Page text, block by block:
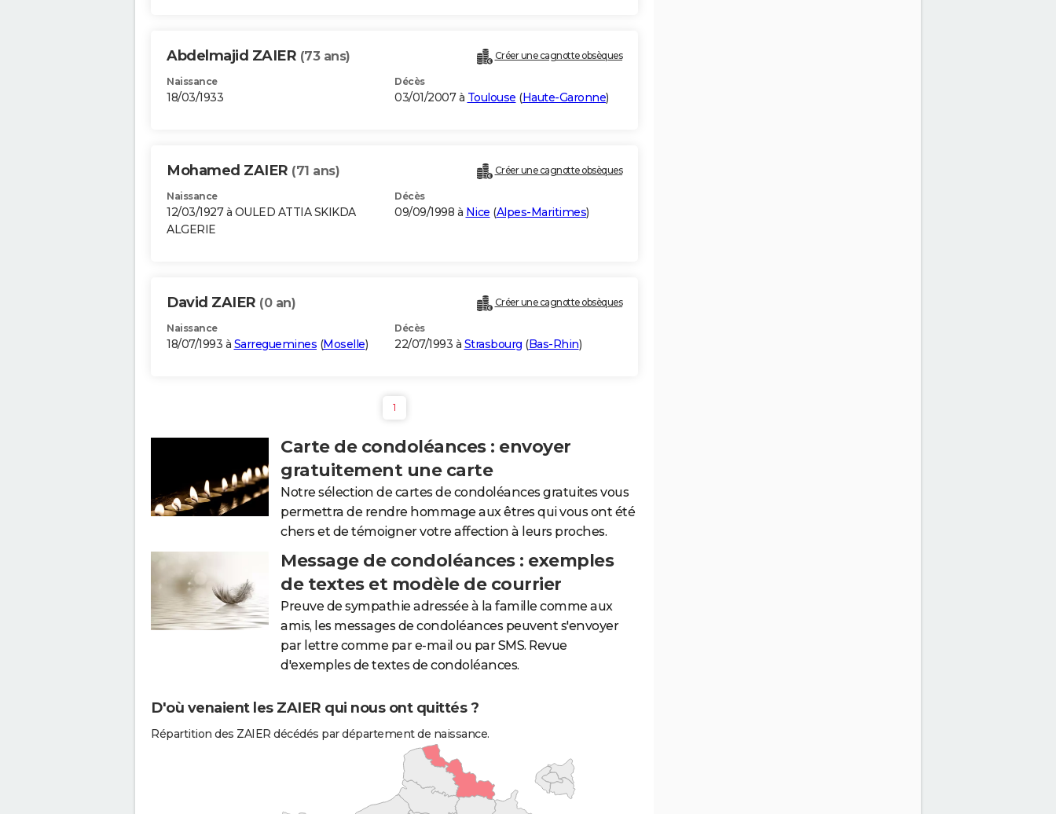
Abdelmajid ZAIER (73 ans) Créer une cagnotte obsèques
Naissance
18/03/1933
Décès
03/01/2007 à Toulouse (Haute-Garonne)
Mohamed ZAIER (71 ans) Créer une cagnotte obsèques
Naissance
12/03/1927 à OULED ATTIA SKIKDA
ALGERIE
Décès
09/09/1998 à Nice (Alpes-Maritimes)
David ZAIER (0 an) Créer une cagnotte obsèques
Naissance
18/07/1993 à Sarreguemines (Moselle)
Décès
22/07/1993 à Strasbourg (Bas-Rhin)
1
Carte de condoléances : envoyer
gratuitement une carte
Notre sélection de cartes de condoléances gratuites vous
permettra de rendre hommage aux êtres qui vous ont été
chers et de témoigner votre affection à leurs proches.
Message de condoléances : exemples
de textes et modèle de courrier
Preuve de sympathie adressée à la famille comme aux
amis, les messages de condoléances peuvent s'envoyer
par lettre comme par e-mail ou par SMS. Revue
d'exemples de textes de condoléances.
D'où venaient les ZAIER qui nous ont quittés ?
Répartition des ZAIER décédés par département de naissance.